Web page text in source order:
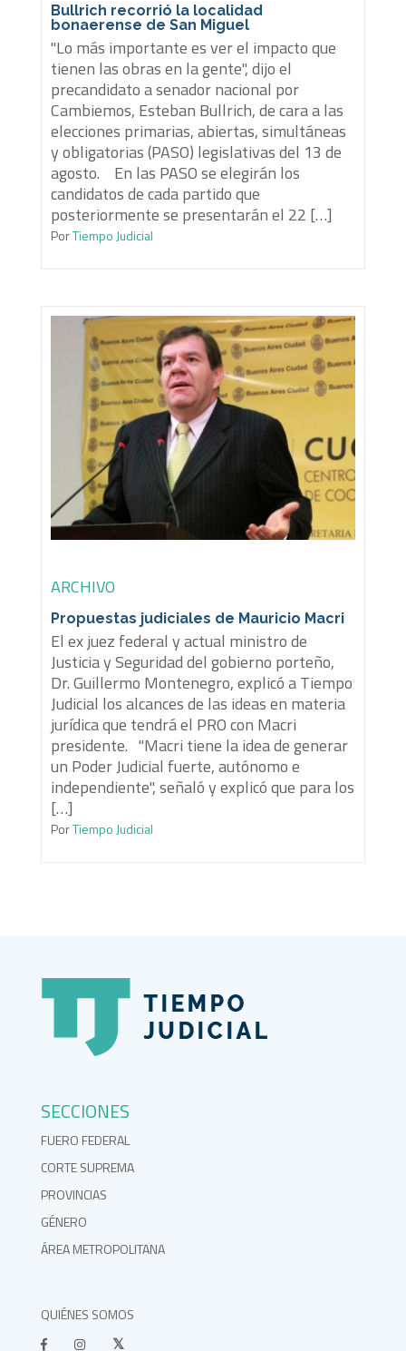
Bullrich recorrió la localidad
bonaerense de San Miguel
"Lo más importante es ver el impacto que
tienen las obras en la gente", dijo el
precandidato a senador nacional por
Cambiemos, Esteban Bullrich, de cara a las
elecciones primarias, abiertas, simultáneas
y obligatorias (PASO) legislativas del 13 de
agosto. En las PASO se elegirán los
candidatos de cada partido que
posteriormente se presentarán el 22 […]
PorTiempo Judicial
ARCHIVO
Propuestas judiciales de Mauricio Macri
El ex juez federal y actual ministro de
Justicia y Seguridad del gobierno porteño,
Dr. Guillermo Montenegro, explicó a Tiempo
Judicial los alcances de las ideas en materia
jurídica que tendrá el PRO con Macri
presidente. "Macri tiene la idea de generar
un Poder Judicial fuerte, autónomo e
independiente", señaló y explicó que para los
[…]
PorTiempo Judicial
SECCIONES
FUERO FEDERAL
CORTE SUPREMA
PROVINCIAS
GÉNERO
ÁREA METROPOLITANA
QUIÉNES SOMOS